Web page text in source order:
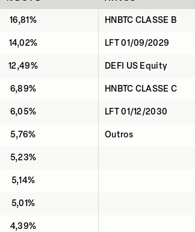
16,81% HNBTC CLASSE B
14,02% LFT 01/09/2029
12,49% DEFI US Equity
6,89% HNBTC CLASSE C
6,05% LFT 01/12/2030
5,76% Outros
5,23%
5,14%
5,01%
4,39%